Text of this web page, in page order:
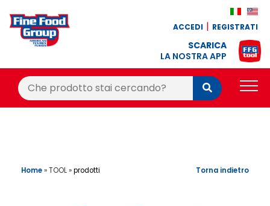
ACCEDI REGISTRATI
SCARICA
LA NOSTRA APP
Cerca:
Cerca
RICETTE
Home»TOOL»prodotti Torna indietro